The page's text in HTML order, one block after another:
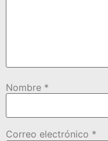
Nombre *
Correo electrónico *